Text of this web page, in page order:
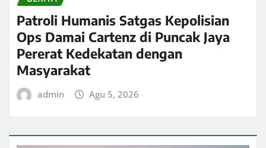
Patroli Humanis Satgas Kepolisian
Ops Damai Cartenz di Puncak Jaya
Pererat Kedekatan dengan
Masyarakat
admin Agu 5, 2026